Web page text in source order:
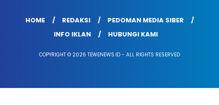
HOME REDAKSI
PEDOMAN MEDIA SIBER
INFO IKLAN
HUBUNGI KAMI
COPYRIGHT © 2026 TEWENEWS.ID - ALL RIGHTS RESERVED